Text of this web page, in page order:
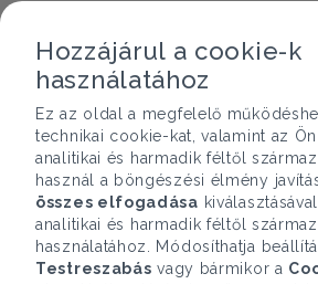
Hozzájárul a cookie-k
használatához
Ez az oldal a megfelelő
technikai cookie-kat, valamint az Ön
analitikai és harmadik féltől
használ a böngészési élmény
összes elfogadása
analitikai és harmadik féltől
használatához. Módosíthatja
Testreszabás vagy bármikor a